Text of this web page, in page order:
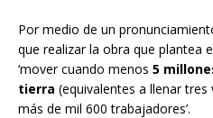
Por medio de un
que realizar la obra que plantea
‘mover cuando menos 5
tierra (equivalentes a llenar
más de mil 600 trabajadores’.